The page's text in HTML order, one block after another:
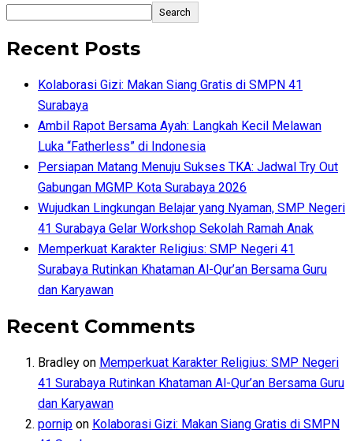
Search
Recent Posts
Kolaborasi Gizi: Makan Siang Gratis di SMPN 41
Surabaya
Ambil Rapot Bersama Ayah: Langkah Kecil Melawan
Luka “Fatherless” di Indonesia
Persiapan Matang Menuju Sukses TKA: Jadwal Try Out
Gabungan MGMP Kota Surabaya 2026
Wujudkan Lingkungan Belajar yang Nyaman, SMP Negeri
41 Surabaya Gelar Workshop Sekolah Ramah Anak
Memperkuat Karakter Religius: SMP Negeri 41
Surabaya Rutinkan Khataman Al-Qur’an Bersama Guru
dan Karyawan
Recent Comments
Bradley on Memperkuat Karakter Religius: SMP Negeri
41 Surabaya Rutinkan Khataman Al-Qur’an Bersama Guru
dan Karyawan
pornip on Kolaborasi Gizi: Makan Siang Gratis di SMPN